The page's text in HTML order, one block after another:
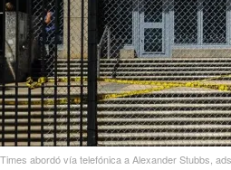
abordó vía telefónica a Alexander Stubbs,